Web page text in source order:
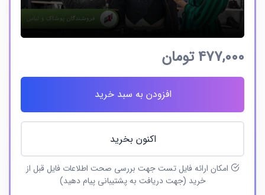
477,000تومان
افزودن به سبد خرید
اکنون بخرید
امکان ارائه فایل تست جهت بررسی صحت اطلاعات فایل قبل از
خرید (جهت دریافت به پشتیبانی پیام دهید)